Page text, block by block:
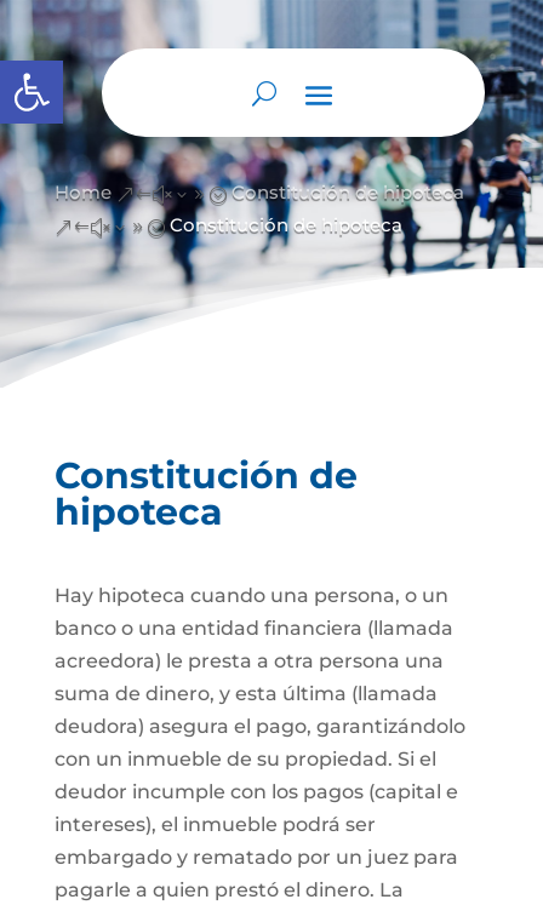
Abrir barra de herramientas
Home &#x39; Constitución de hipoteca
&#x39; Constitución de hipoteca
Constitución de
hipoteca
Hay hipoteca cuando una persona, o un
banco o una entidad financiera (llamada
acreedora) le presta a otra persona una
suma de dinero, y esta última (llamada
deudora) asegura el pago, garantizándolo
con un inmueble de su propiedad. Si el
deudor incumple con los pagos (capital e
intereses), el inmueble podrá ser
embargado y rematado por un juez para
pagarle a quien prestó el dinero. La